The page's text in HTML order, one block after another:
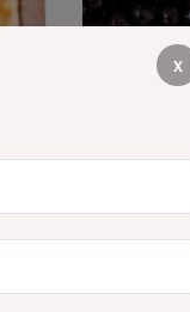
Geleia x